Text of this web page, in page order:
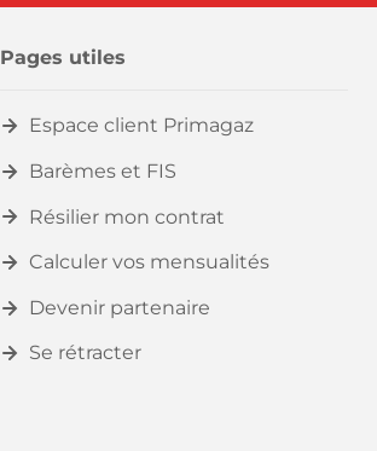
Pages utiles
Espace client Primagaz
Barèmes et FIS
Résilier mon contrat
Calculer vos mensualités
Devenir partenaire
Se rétracter